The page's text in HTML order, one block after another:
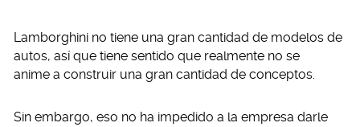
Lamborghini no tiene una gran cantidad de modelos de
autos, así que tiene sentido que realmente no se
anime a construir una gran cantidad de conceptos.
Sin embargo, eso no ha impedido a la empresa darle